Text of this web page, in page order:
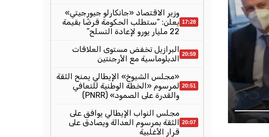
17:28
وزير الاقتصاد «جانكارلو جيورجيتي»
يعلن: “ستطلب الحكومة قرضًا بقيمة
22 مليار يورو لإعادة التسلح”
20:59 البرازيل تخفض مستوى العلاقات
الدبلوماسية مع الأرجنتين
20:51
«مجلس الشيوخ» الإيطالي يمنح الثقة
لمرسوم «الخطة الوطنية للتعافي
والقدرة على الصمود» (PNRR)
20:07
مجلس النواب الإيطالي يوافق على
الثقة بمرسوم العدالة ويصادق على
قرار الأغلبية